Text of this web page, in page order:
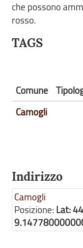
che possono
rosso.
TAGS
Comune
Camogli
Indirizzo
Camogli
Posizione: Lat: